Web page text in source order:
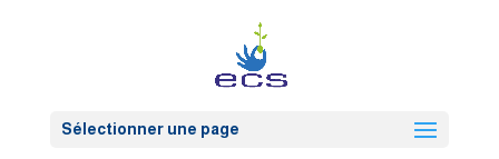
Sélectionner une page